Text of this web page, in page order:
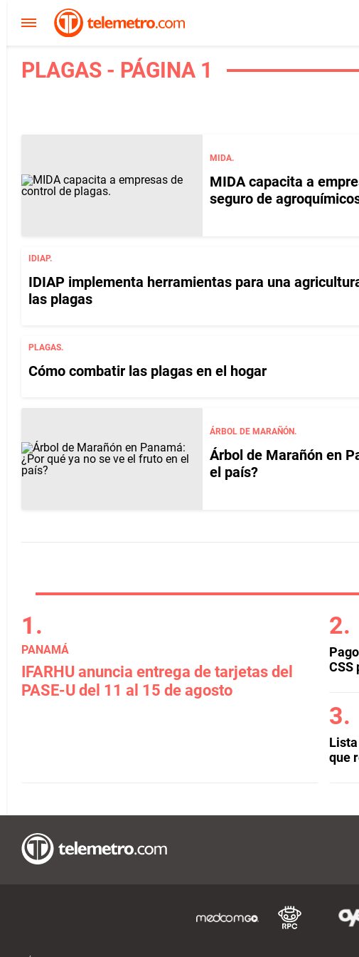
PLAGAS - PÁGINA 1
MIDA.
MIDA capacita a
seguro de
IDIAP.
IDIAP implementa herramientas para una
las plagas
PLAGAS.
Cómo combatir las plagas en el hogar
ÁRBOL DE MARAÑÓN.
Árbol de Marañón en
el país?
PANAMÁ
IFARHU anuncia entrega de tarjetas del
PASE-U del 11 al 15 de agosto
CSS
que